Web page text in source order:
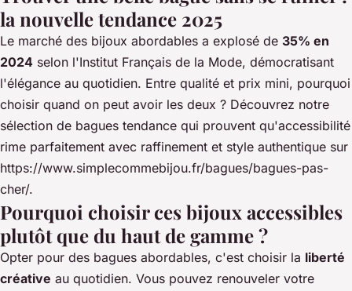
la nouvelle tendance 2025
Le marché des bijoux abordables a explosé de 35% en
2024 selon l'Institut Français de la Mode, démocratisant
l'élégance au quotidien. Entre qualité et prix mini, pourquoi
choisir quand on peut avoir les deux ? Découvrez notre
sélection de bagues tendance qui prouvent qu'accessibilité
rime parfaitement avec raffinement et style authentique sur
https://www.simplecommebijou.fr/bagues/bagues-pas-
cher/.
Pourquoi choisir ces bijoux accessibles
plutôt que du haut de gamme ?
Opter pour des bagues abordables, c'est choisir la liberté
créative au quotidien. Vous pouvez renouveler votre